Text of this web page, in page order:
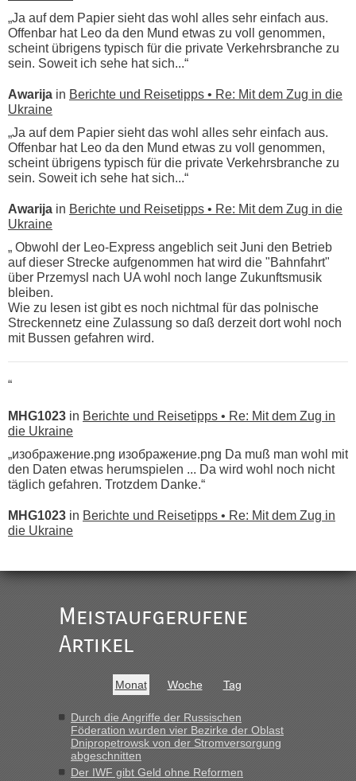
„Ja auf dem Papier sieht das wohl alles sehr einfach aus.
Offenbar hat Leo da den Mund etwas zu voll genommen,
scheint übrigens typisch für die private Verkehrsbranche zu
sein. Soweit ich sehe hat sich...“
Awarija in Berichte und Reisetipps • Re: Mit dem Zug in die
Ukraine
„Ja auf dem Papier sieht das wohl alles sehr einfach aus.
Offenbar hat Leo da den Mund etwas zu voll genommen,
scheint übrigens typisch für die private Verkehrsbranche zu
sein. Soweit ich sehe hat sich...“
Awarija in Berichte und Reisetipps • Re: Mit dem Zug in die
Ukraine
„ Obwohl der Leo-Express angeblich seit Juni den Betrieb
auf dieser Strecke aufgenommen hat wird die "Bahnfahrt"
über Przemysl nach UA wohl noch lange Zukunftsmusik
bleiben.
Wie zu lesen ist gibt es noch nichtmal für das polnische
Streckennetz eine Zulassung so daß derzeit dort wohl noch
mit Bussen gefahren wird.
“
MHG1023 in Berichte und Reisetipps • Re: Mit dem Zug in
die Ukraine
„изображение.png изображение.png Da muß man wohl mit
den Daten etwas herumspielen ... Da wird wohl noch nicht
täglich gefahren. Trotzdem Danke.“
MHG1023 in Berichte und Reisetipps • Re: Mit dem Zug in
die Ukraine
Ist korrekt, aber ich finde man hätte trotzdem im Text gleich
darauf hinweisen können.
War aber nicht "böse" gemeint ...
buchbar - warum auch immer ...
Hab´s versucht - bekomme aber immer angezeigt "auf dieser
Strecke fahren wir nicht"
Meistaufgerufene
Artikel
Monat Woche Tag
Durch die Angriffe der Russischen
Föderation wurden vier Bezirke der Oblast
Dnipropetrowsk von der Stromversorgung
abgeschnitten
Der IWF gibt Geld ohne Reformen